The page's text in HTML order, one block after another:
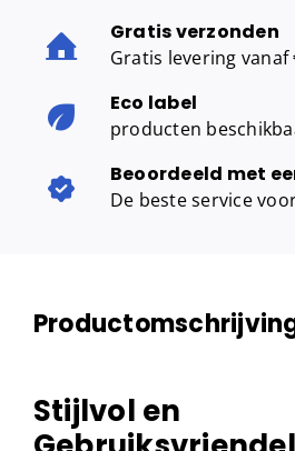
Gratis verzonden
Gratis levering vanaf
Eco label
producten
Beoordeeld met
De beste service
Stijlvol en